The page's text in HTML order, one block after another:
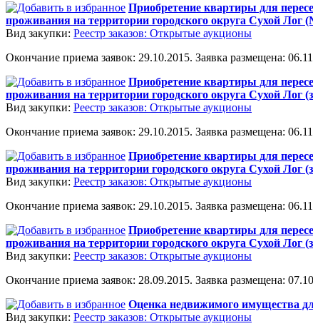
Приобретение квартиры для
проживания на территории городского округа Сухой Лог
Вид закупки: Реестр заказов: Открытые аукционы
Окончание приема заявок: 29.10.2015. Заявка размещена:
Приобретение квартиры для
проживания на территории городского округа Сухой Лог
Вид закупки: Реестр заказов: Открытые аукционы
Окончание приема заявок: 29.10.2015. Заявка размещена:
Приобретение квартиры для
проживания на территории городского округа Сухой Лог
Вид закупки: Реестр заказов: Открытые аукционы
Окончание приема заявок: 29.10.2015. Заявка размещена:
Приобретение квартиры для
проживания на территории городского округа Сухой Лог
Вид закупки: Реестр заказов: Открытые аукционы
Окончание приема заявок: 28.09.2015. Заявка размещена:
Оценка недвижимого имущества
Вид закупки: Реестр заказов: Открытые аукционы